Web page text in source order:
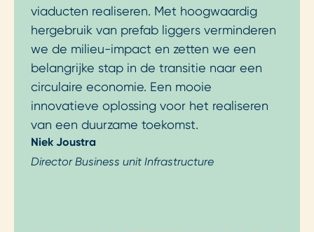
viaducten realiseren. Met hoogwaardig
hergebruik van prefab liggers verminderen
we de milieu-impact en zetten we een
belangrijke stap in de transitie naar een
circulaire economie. Een mooie
innovatieve oplossing voor het realiseren
van een duurzame toekomst.
Niek Joustra
Director Business unit Infrastructure